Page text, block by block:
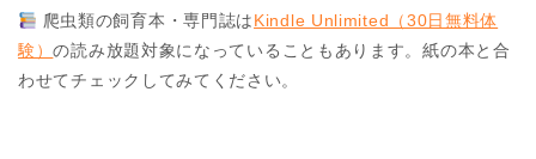
爬虫類の飼育本・専門誌はKindle Unlimited（30日無料体
験）の読み放題対象になっていることもあります。紙の本と合
わせてチェックしてみてください。